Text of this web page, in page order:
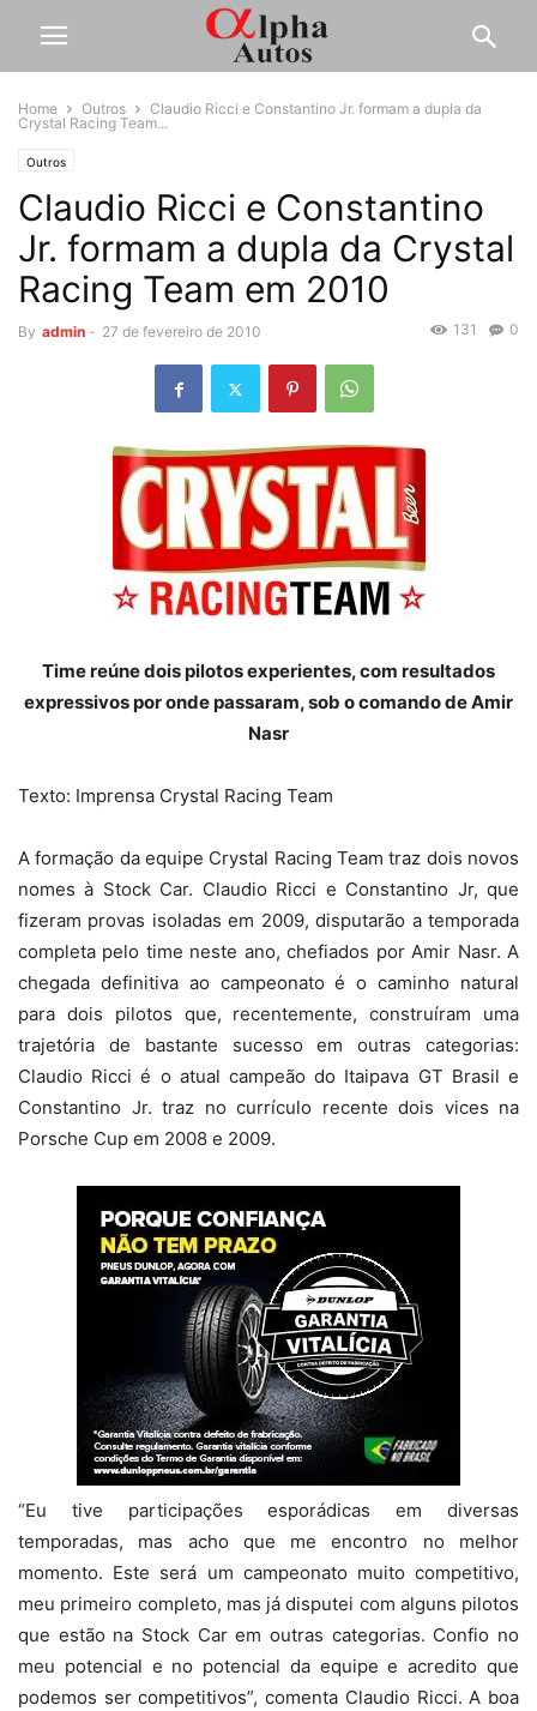
Home Outros
Claudio Ricci e Constantino Jr. formam a dupla da
Crystal Racing Team...
Outros
Claudio Ricci e Constantino
Jr. formam a dupla da Crystal
Racing Team em 2010
By admin - 27 de fevereiro de 2010 0
131
Time reúne dois pilotos experientes, com resultados
expressivos por onde passaram, sob o comando de Amir
Nasr
Texto: Imprensa Crystal Racing Team
A formação da equipe Crystal Racing Team traz dois novos
nomes à Stock Car. Claudio Ricci e Constantino Jr, que
fizeram provas isoladas em 2009, disputarão a temporada
completa pelo time neste ano, chefiados por Amir Nasr. A
chegada definitiva ao campeonato é o caminho natural
para dois pilotos que, recentemente, construíram uma
trajetória de bastante sucesso em outras categorias:
Claudio Ricci é o atual campeão do Itaipava GT Brasil e
Constantino Jr. traz no currículo recente dois vices na
Porsche Cup em 2008 e 2009.
“Eu tive participações esporádicas em diversas
temporadas, mas acho que me encontro no melhor
momento. Este será um campeonato muito competitivo,
meu primeiro completo, mas já disputei com alguns pilotos
que estão na Stock Car em outras categorias. Confio no
meu potencial e no potencial da equipe e acredito que
podemos ser competitivos”, comenta Claudio Ricci. A boa